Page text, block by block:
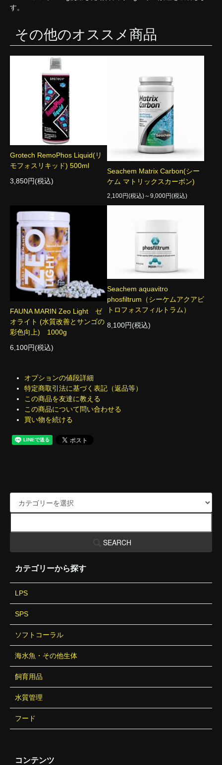
す。
その他のオススメ商品
Grotech RemoPhos Liquid(リ
モフォスリキッド) 500ml
3,850円(税込)
Seachem Matrix Carbon(シー
ケム マトリックスカーボン)
2,100円(税込)～9,000円(税込)
FAUNA MARIN Zeo Light ゼ
オライト (水質改善とサンゴの
彩色向上) 1000g
6,100円(税込)
Seachem aquavitro
phosfiltrum（シーケムアクアビ
トロフォスフィルトラム）
8,100円(税込)
オプションの値段詳細
特定商取引法に基づく表記（返品等）
この商品を友達に教える
この商品について問い合わせる
買い物を続ける
SEARCH
カテゴリーから探す
LPS
SPS
ソフトコーラル
海水魚・その他生体
飼育用品
水質管理
フード
コンテンツ